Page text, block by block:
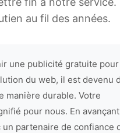
au fil des années.
une publicité gratuite pour
du web, il est devenu
manière durable. Votre
pour nous. En
partenaire de confiance